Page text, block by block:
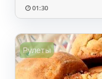
01:30
Рулеты